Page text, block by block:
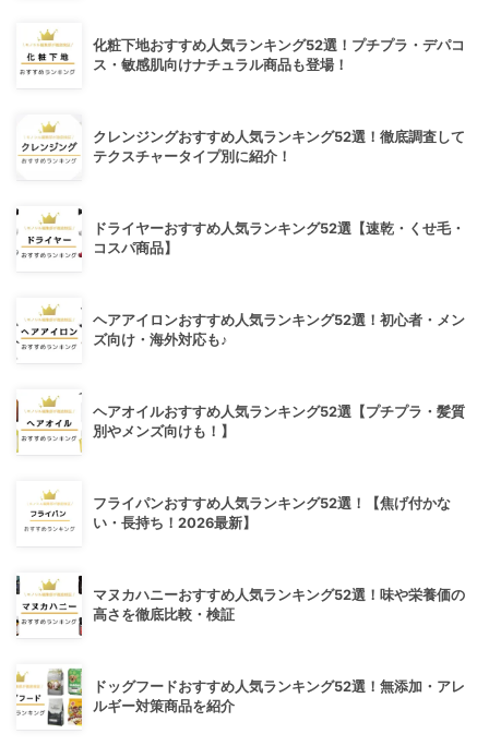
化粧下地おすすめ人気ランキング52選！プチプラ・デパコ
ス・敏感肌向けナチュラル商品も登場！
クレンジングおすすめ人気ランキング52選！徹底調査して
テクスチャータイプ別に紹介！
ドライヤーおすすめ人気ランキング52選【速乾・くせ毛・
コスパ商品】
ヘアアイロンおすすめ人気ランキング52選！初心者・メン
ズ向け・海外対応も♪
ヘアオイルおすすめ人気ランキング52選【プチプラ・髪質
別やメンズ向けも！】
フライパンおすすめ人気ランキング52選！【焦げ付かな
い・長持ち！2026最新】
マヌカハニーおすすめ人気ランキング52選！味や栄養価の
高さを徹底比較・検証
ドッグフードおすすめ人気ランキング52選！無添加・アレ
ルギー対策商品を紹介